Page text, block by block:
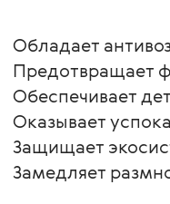
Обладает
Предотвращает
Обеспечивает
Оказывает
Защищает
Замедляет